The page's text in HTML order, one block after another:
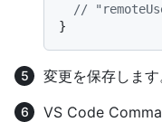
//
}
変更を保存します
VS Code